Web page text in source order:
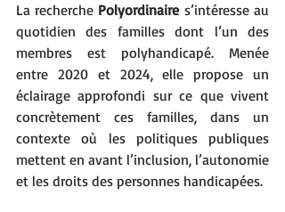
La recherche Polyordinaire s’intéresse au
quotidien des familles dont l’un des
membres est polyhandicapé. Menée
entre 2020 et 2024, elle propose un
éclairage approfondi sur ce que vivent
concrètement ces familles, dans un
contexte où les politiques publiques
mettent en avant l’inclusion, l’autonomie
et les droits des personnes handicapées.